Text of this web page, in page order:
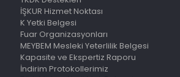
İŞKUR Hizmet Noktası
K Yetki Belgesi
Fuar Organizasyonları
MEYBEM Mesleki Yeterlilik Belgesi
Kapasite ve Ekspertiz Raporu
İndirim Protokollerimiz